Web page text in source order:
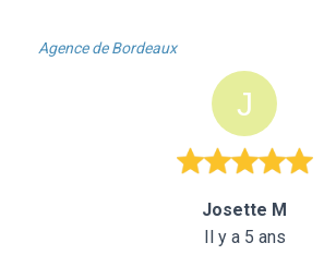
Agence de Bordeaux
Josette M
Il y a 5 ans